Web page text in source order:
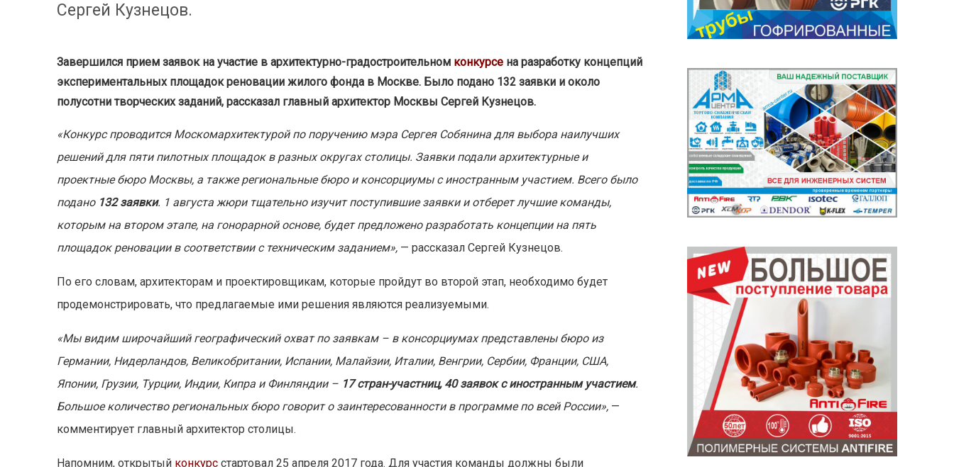
Сергей Кузнецов.
Завершился прием заявок на участие в архитектурно-градостроительном конкурсе на разработку концепций
экспериментальных площадок реновации жилого фонда в Москве. Было подано 132 заявки и около
полусотни творческих заданий, рассказал главный архитектор Москвы Сергей Кузнецов.
«Конкурс проводится Москомархитектурой по поручению мэра Сергея Собянина для выбора наилучших
решений для пяти пилотных площадок в разных округах столицы. Заявки подали архитектурные и
проектные бюро Москвы, а также региональные бюро и консорциумы с иностранным участием. Всего было
подано 132 заявки. 1 августа жюри тщательно изучит поступившие заявки и отберет лучшие команды,
которым на втором этапе, на гонорарной основе, будет предложено разработать концепции на пять
площадок реновации в соответствии с техническим заданием», — рассказал Сергей Кузнецов.
По его словам, архитекторам и проектировщикам, которые пройдут во второй этап, необходимо будет
продемонстрировать, что предлагаемые ими решения являются реализуемыми.
«Мы видим широчайший географический охват по заявкам – в консорциумах представлены бюро из
Германии, Нидерландов, Великобритании, Испании, Малайзии, Италии, Венгрии, Сербии, Франции, США,
Японии, Грузии, Турции, Индии, Кипра и Финляндии – 17 стран-участниц, 40 заявок с иностранным участием.
Большое количество региональных бюро говорит о заинтересованности в программе по всей России», —
комментирует главный архитектор столицы.
Напомним, открытый конкурс стартовал 25 апреля 2017 года. Для участия команды должны были